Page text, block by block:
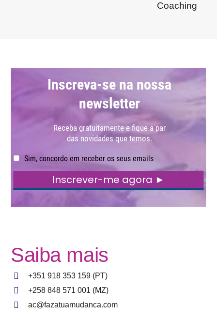
Coaching
Saiba mais
+351 918 353 159 (PT)
+258 848 571 001 (MZ)
ac@fazatuamudanca.com